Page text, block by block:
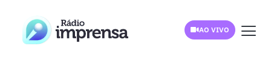
AO VIVO